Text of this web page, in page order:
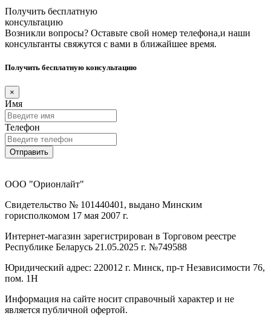
Получить бесплатную
консультацию
Возникли вопросы? Оставьте свой номер телефона,и наши
консультанты свяжутся с вами в ближайшее время.
Получить бесплатную консультацию
×
Имя
Телефон
Отправить
ООО "Орионлайт"
Свидетельство № 101440401, выдано Минским
горисполкомом 17 мая 2007 г.
Интернет-магазин зарегистрирован в Торговом реестре
Республике Беларусь 21.05.2025 г. №749588
Юридический адрес: 220012 г. Минск, пр-т Независимости 76,
пом. 1Н
Информация на сайте носит справочный характер и не
является публичной офертой.